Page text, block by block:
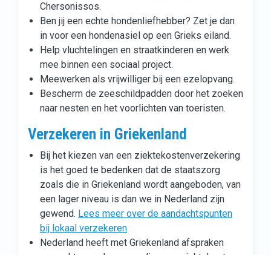
Chersonissos.
Ben jij een echte hondenliefhebber? Zet je dan
in voor een hondenasiel op een Grieks eiland.
Help vluchtelingen en straatkinderen en werk
mee binnen een sociaal project.
Meewerken als vrijwilliger bij een ezelopvang.
Bescherm de zeeschildpadden door het zoeken
naar nesten en het voorlichten van toeristen.
Verzekeren in Griekenland
Bij het kiezen van een ziektekostenverzekering
is het goed te bedenken dat de staatszorg
zoals die in Griekenland wordt aangeboden, van
een lager niveau is dan we in Nederland zijn
gewend. Lees meer over de aandachtspunten
bij lokaal verzekeren
Nederland heeft met Griekenland afspraken